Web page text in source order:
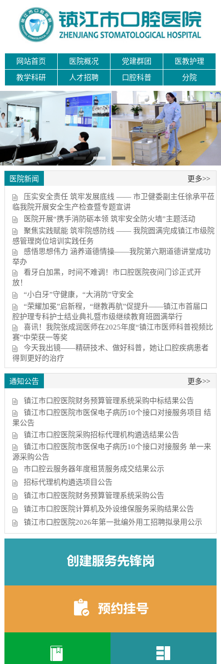
网站首页 医院概况 党建群团 医教护理
教学科研 人才招聘 口腔科普 分院
医院新闻 更多>>
压实安全责任 筑牢发展底线 —— 市卫健委副主任徐承平莅
临我院开展安全生产检查暨专题宣讲
医院开展“携手消防砺本领 筑牢安全防火墙”主题活动
聚焦实践赋能 筑牢院感防线 —— 我院圆满完成镇江市级院
感管理岗位培训实践任务
感悟思想伟力 涵养道德情操——我院第六期道德讲堂成功
举办
看牙白加黑，时间不难调！市口腔医院夜间门诊正式开
放！
“小白牙”守健康，“大消防”守安全
“荣耀加冕”启新程，“继教再航”促提升——镇江市首届口
腔护理专科护士结业典礼暨市级继续教育班圆满举行
喜讯！我院张成润医师在2025年度“镇江市医师科普视频比
赛”中荣获一等奖
今天我出镜——精研技术、做好科普，她让口腔疾病患者
得到更好的治疗
通知公告 更多>>
镇江市口腔医院财务预算管理系统采购中标结果公告
镇江市口腔医院市医保电子病历10个接口对接服务项目 结
果公告
镇江市口腔医院采购招标代理机构遴选结果公告
镇江市口腔医院市医保电子病历10个接口对接服务 单一来
源采购公告
市口腔云服务器年度租赁服务成交结果公示
招标代理机构遴选项目公告
镇江市口腔医院财务预算管理系统采购公告
镇江市口腔医院计算机及外设维保服务采购结果公告
镇江市口腔医院2026年第一批编外用工招聘拟录用公示